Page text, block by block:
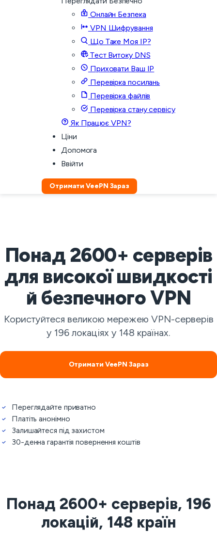
Онлайн Безпека
VPN Шифрування
Що Таке Моя IP?
Тест Витоку DNS
Приховати Ваш IP
Перевірка посилань
Перевірка файлів
Перевірка стану сервісу
Як Працює VPN?
Ціни
Допомога
Ввійти
Отримати VeePN Зараз
Понад 2600+ серверів
для високої швидкості
й безпечного VPN
Користуйтеся великою мережею VPN-серверів
у 196 локаціях у 148 країнах.
Отримати VeePN Зараз
Переглядайте приватно
Платіть анонімно
Залишайтеся під захистом
30-денна гарантія повернення коштів
Понад 2600+ серверів, 196
локацій, 148 країн